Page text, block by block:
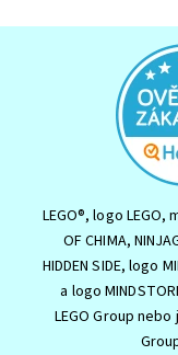
LEGO®, logo LEGO,
OF CHIMA,
HIDDEN SIDE, logo
a logo
LEGO Group